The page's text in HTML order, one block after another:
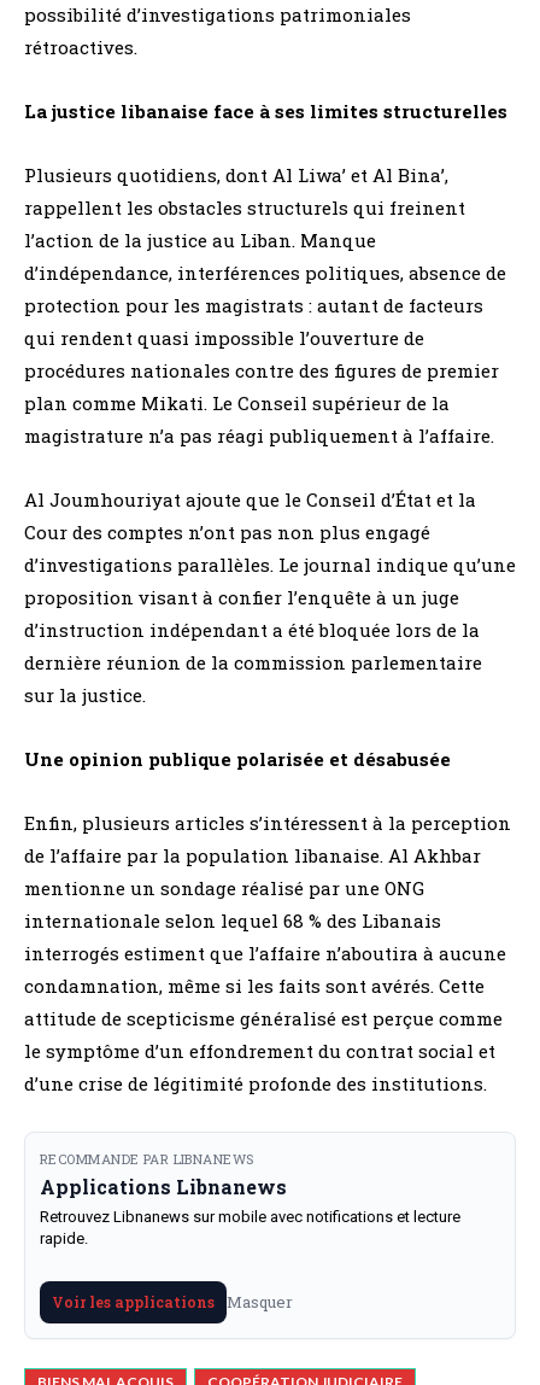
possibilité d’investigations patrimoniales
rétroactives.
La justice libanaise face à ses limites structurelles
Plusieurs quotidiens, dont Al Liwa’ et Al Bina’,
rappellent les obstacles structurels qui freinent
l’action de la justice au Liban. Manque
d’indépendance, interférences politiques, absence de
protection pour les magistrats : autant de facteurs
qui rendent quasi impossible l’ouverture de
procédures nationales contre des figures de premier
plan comme Mikati. Le Conseil supérieur de la
magistrature n’a pas réagi publiquement à l’affaire.
Al Joumhouriyat ajoute que le Conseil d’État et la
Cour des comptes n’ont pas non plus engagé
d’investigations parallèles. Le journal indique qu’une
proposition visant à confier l’enquête à un juge
d’instruction indépendant a été bloquée lors de la
dernière réunion de la commission parlementaire
sur la justice.
Une opinion publique polarisée et désabusée
Enfin, plusieurs articles s’intéressent à la perception
de l’affaire par la population libanaise. Al Akhbar
mentionne un sondage réalisé par une ONG
internationale selon lequel 68 % des Libanais
interrogés estiment que l’affaire n’aboutira à aucune
condamnation, même si les faits sont avérés. Cette
attitude de scepticisme généralisé est perçue comme
le symptôme d’un effondrement du contrat social et
d’une crise de légitimité profonde des institutions.
RECOMMANDE PAR LIBNANEWS
Applications Libnanews
Retrouvez Libnanews sur mobile avec notifications et lecture
rapide.
Voir les applications Masquer